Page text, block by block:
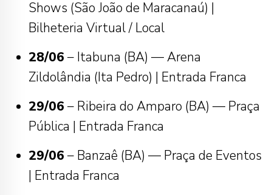
Shows (São João de Maracanaú) |
Bilheteria Virtual / Local
28/06 – Itabuna (BA) — Arena
Zildolândia (Ita Pedro) | Entrada Franca
29/06 – Ribeira do Amparo (BA) — Praça
Pública | Entrada Franca
29/06 – Banzaê (BA) — Praça de Eventos
| Entrada Franca